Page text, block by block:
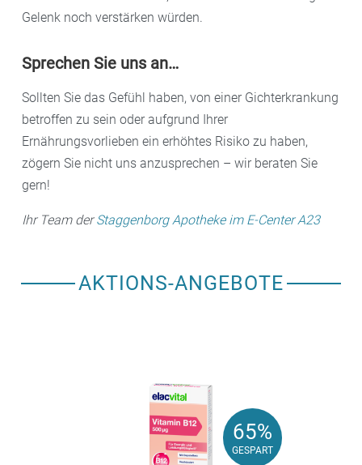
Gelenk noch verstärken würden.
Sprechen Sie uns an…
Sollten Sie das Gefühl haben, von einer Gichterkrankung
betroffen zu sein oder aufgrund Ihrer
Ernährungsvorlieben ein erhöhtes Risiko zu haben,
zögern Sie nicht uns anzusprechen – wir beraten Sie
gern!
Ihr Team derStaggenborg Apotheke im E-Center A23
AKTIONS-ANGEBOTE
65%
GESPART
65%
GESPART